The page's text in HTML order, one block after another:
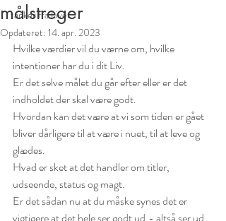
tanker fra Livet
målstreger
Opdateret: 14. apr. 2023
Hvilke værdier vil du værne om, hvilke
intentioner har du i dit Liv.
Er det selve målet du går efter eller er det
indholdet der skal være godt.
Hvordan kan det være at vi som tiden er gået
bliver dårligere til at være i nuet, til at leve og
glædes.
Hvad er sket at det handler om titler,
udseende, status og magt.
Er det sådan nu at du måske synes det er